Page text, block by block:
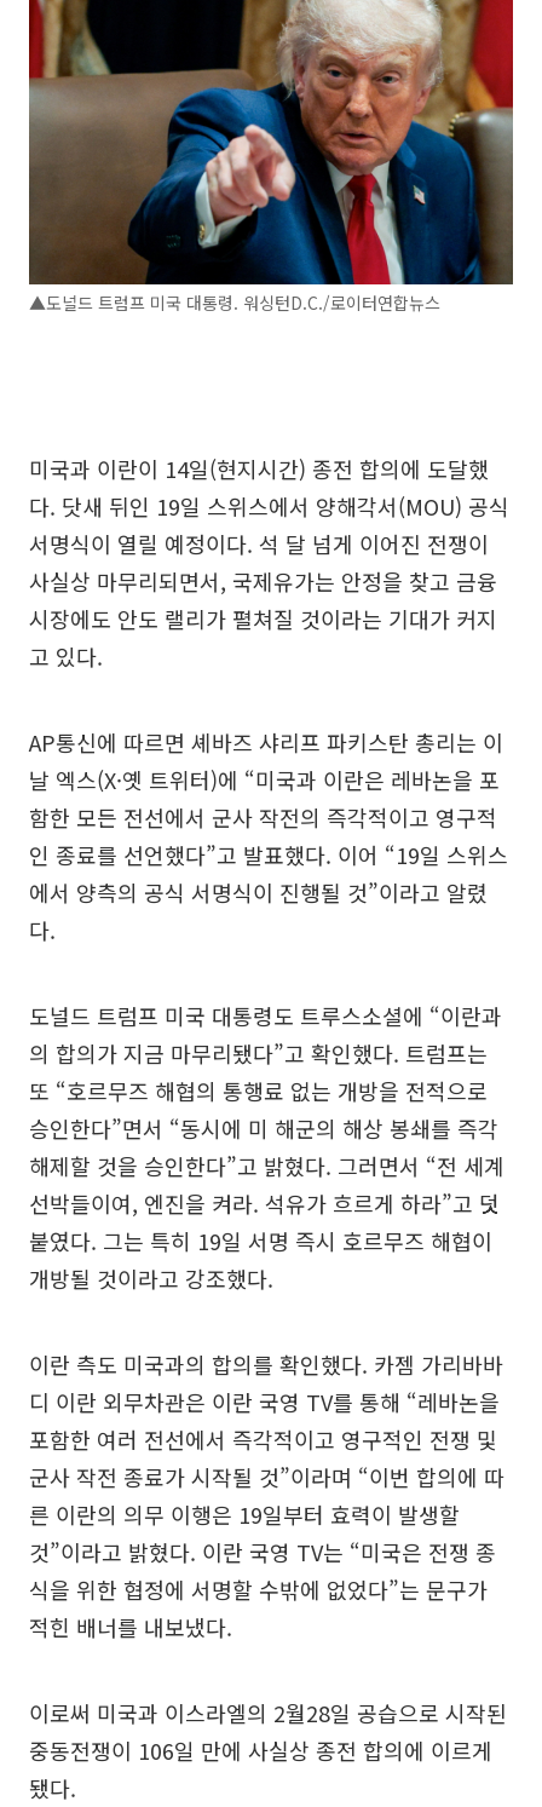
▲도널드 트럼프 미국 대통령. 워싱턴D.C./로이터연합뉴스
미국과 이란이 14일(현지시간) 종전 합의에 도달했
다. 닷새 뒤인 19일 스위스에서 양해각서(MOU) 공식
서명식이 열릴 예정이다. 석 달 넘게 이어진 전쟁이
사실상 마무리되면서, 국제유가는 안정을 찾고 금융
시장에도 안도 랠리가 펼쳐질 것이라는 기대가 커지
고 있다.
AP통신에 따르면 셰바즈 샤리프 파키스탄 총리는 이
날 엑스(X·옛 트위터)에 “미국과 이란은 레바논을 포
함한 모든 전선에서 군사 작전의 즉각적이고 영구적
인 종료를 선언했다”고 발표했다. 이어 “19일 스위스
에서 양측의 공식 서명식이 진행될 것”이라고 알렸
다.
도널드 트럼프 미국 대통령도 트루스소셜에 “이란과
의 합의가 지금 마무리됐다”고 확인했다. 트럼프는
또 “호르무즈 해협의 통행료 없는 개방을 전적으로
승인한다”면서 “동시에 미 해군의 해상 봉쇄를 즉각
해제할 것을 승인한다”고 밝혔다. 그러면서 “전 세계
선박들이여, 엔진을 켜라. 석유가 흐르게 하라”고 덧
붙였다. 그는 특히 19일 서명 즉시 호르무즈 해협이
개방될 것이라고 강조했다.
이란 측도 미국과의 합의를 확인했다. 카젬 가리바바
디 이란 외무차관은 이란 국영 TV를 통해 “레바논을
포함한 여러 전선에서 즉각적이고 영구적인 전쟁 및
군사 작전 종료가 시작될 것”이라며 “이번 합의에 따
른 이란의 의무 이행은 19일부터 효력이 발생할
것”이라고 밝혔다. 이란 국영 TV는 “미국은 전쟁 종
식을 위한 협정에 서명할 수밖에 없었다”는 문구가
적힌 배너를 내보냈다.
이로써 미국과 이스라엘의 2월28일 공습으로 시작된
중동전쟁이 106일 만에 사실상 종전 합의에 이르게
됐다.